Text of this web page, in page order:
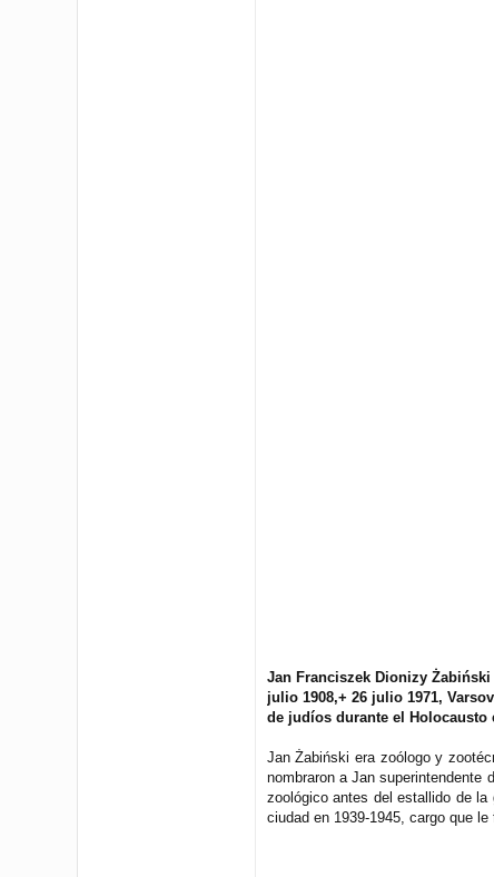
Jan Franciszek Dionizy
julio 1908,+ 26 julio 1971,
de judíos durante el Holocausto
Jan Żabiński era zoólogo y
nombraron a Jan superintendente
zoológico antes del estallido de
ciudad en 1939-1945, cargo que